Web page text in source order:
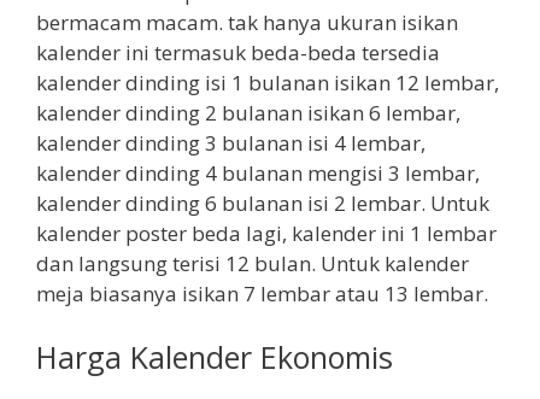
bermacam macam. tak hanya ukuran isikan
kalender ini termasuk beda-beda tersedia
kalender dinding isi 1 bulanan isikan 12 lembar,
kalender dinding 2 bulanan isikan 6 lembar,
kalender dinding 3 bulanan isi 4 lembar,
kalender dinding 4 bulanan mengisi 3 lembar,
kalender dinding 6 bulanan isi 2 lembar. Untuk
kalender poster beda lagi, kalender ini 1 lembar
dan langsung terisi 12 bulan. Untuk kalender
meja biasanya isikan 7 lembar atau 13 lembar.
Harga Kalender Ekonomis